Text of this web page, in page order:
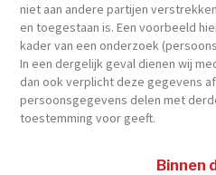
niet aan andere partijen
en toegestaan is. Een voorbeeld
kader van een onderzoek
In een dergelijk geval dienen wij
dan ook verplicht deze gegevens
persoonsgegevens delen met
toestemming voor geeft.
Binnen